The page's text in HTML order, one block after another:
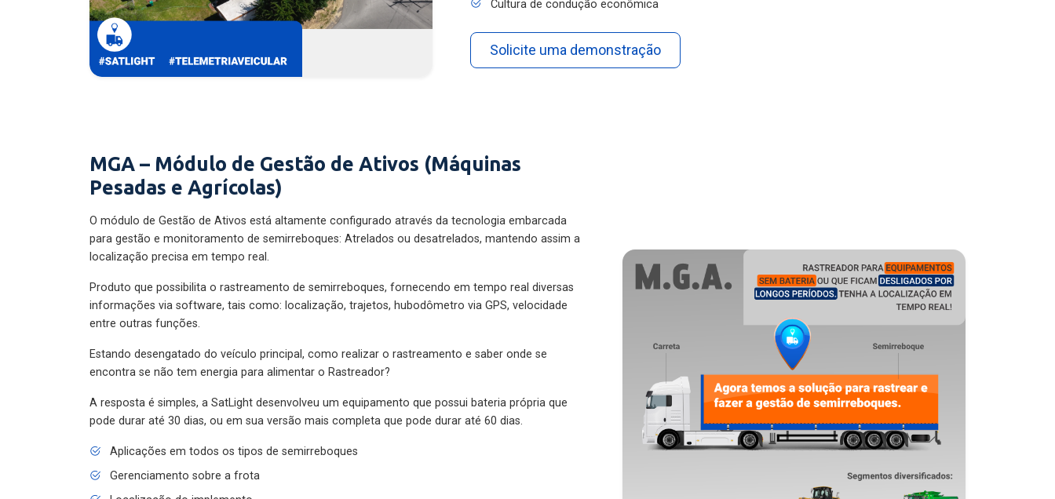
Solicite uma demonstração
MGA – Módulo de Gestão de Ativos (Máquinas
Pesadas e Agrícolas)
O módulo de Gestão de Ativos está altamente configurado através da tecnologia embarcada
para gestão e monitoramento de semirreboques: Atrelados ou desatrelados, mantendo assim a
localização precisa em tempo real.
Produto que possibilita o rastreamento de semirreboques, fornecendo em tempo real diversas
informações via software, tais como: localização, trajetos, hubodômetro via GPS, velocidade
entre outras funções.
Estando desengatado do veículo principal, como realizar o rastreamento e saber onde se
encontra se não tem energia para alimentar o Rastreador?
A resposta é simples, a SatLight desenvolveu um equipamento que possui bateria própria que
pode durar até 30 dias, ou em sua versão mais completa que pode durar até 60 dias.
Aplicações em todos os tipos de semirreboques
Gerenciamento sobre a frota
Localização do implemento